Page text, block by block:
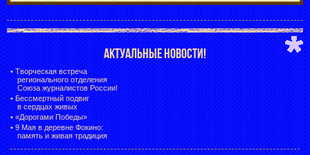
АКТУАЛЬНЫЕ НОВОСТИ!
• Творческая встреча
регионального отделения
Союза журналистов России!
• Бессмертный подвиг
в сердцах живых
• «Дорогами Победы»
• 9 Мая в деревне Фокино:
память и живая традиция